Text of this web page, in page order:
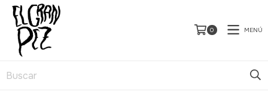
0 MENÚ